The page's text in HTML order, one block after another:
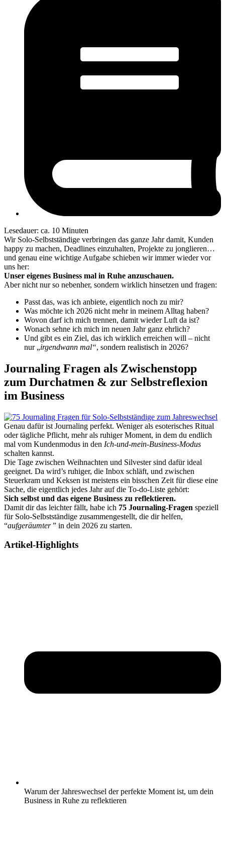
Lesedauer: ca. 10 Minuten
Wir Solo-Selbstständige verbringen das ganze Jahr damit, Kunden
happy zu machen, Deadlines einzuhalten, Projekte zu jonglieren…
und genau eine wichtige Aufgabe schieben wir immer wieder vor
uns her:
Unser eigenes Business mal in Ruhe anzuschauen.
Aber nicht nur so nebenher, sondern wirklich hinsetzen und fragen:
Passt das, was ich anbiete, eigentlich noch zu mir?
Was möchte ich 2026 nicht mehr in meinem Alltag haben?
Wovon darf ich mich trennen, damit wieder Luft da ist?
Wonach sehne ich mich im neuen Jahr ganz ehrlich?
Und gibt es ein Ziel, das ich wirklich erreichen will – nicht
nur „irgendwann mal“, sondern realistisch in 2026?
Journaling Fragen als Zwischenstopp
zum Durchatmen & zur Selbstreflexion
im Business
Genau dafür ist Journaling perfekt. Weniger als esoterisches Ritual
oder tägliche Pflicht, mehr als ruhiger Moment, in dem du endlich
mal vom Kundenmodus in den Ich-und-mein-Business-Modus
schalten kannst.
Die Tage zwischen Weihnachten und Silvester sind dafür ideal
geeignet. Da wird’s ruhiger, die Inbox schläft, und zwischen
Steuerkram und Keksen ist meistens ein bisschen Zeit für diese eine
Sache, die eigentlich jedes Jahr auf die To-do-Liste gehört:
Sich selbst und das eigene Business zu reflektieren.
Damit dir das leichter fällt, habe ich 75 Journaling-Fragen speziell
für Solo-Selbstständige zusammengestellt, die dir helfen,
“aufgeräumter” in dein 2026 zu starten.
Artikel-Highlights
Warum der Jahreswechsel der perfekte Moment ist, um dein
Business in Ruhe zu reflektieren